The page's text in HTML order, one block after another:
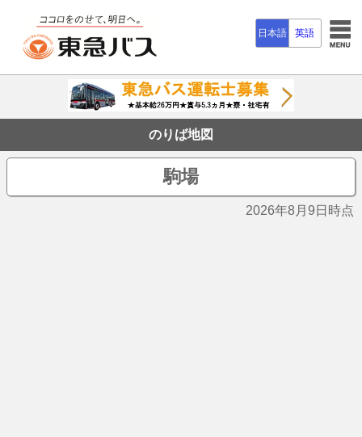
日本語 英語
のりば地図
駒場
2026年8月9日時点